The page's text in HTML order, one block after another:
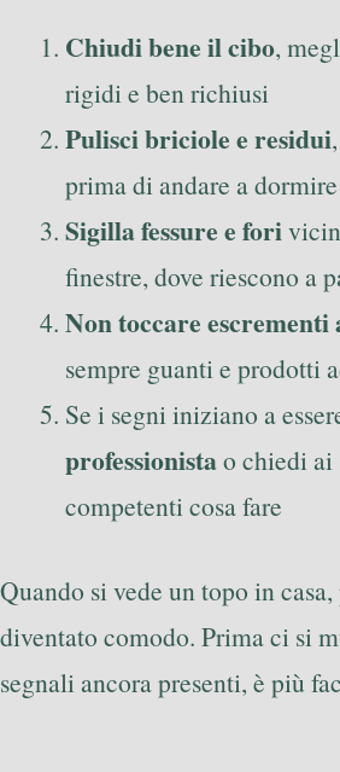
Chiudi bene il cibo,
rigidi e ben richiusi
Pulisci briciole e residui
prima di andare a dormire
Sigilla fessure e fori
finestre, dove riescono a
Non toccare escrementi
sempre guanti e prodotti
Se i segni iniziano a
professionistao chiedi
competenti cosa fare
Quando si vede un topo in
diventato comodo. Prima ci si
segnali ancora presenti, è più